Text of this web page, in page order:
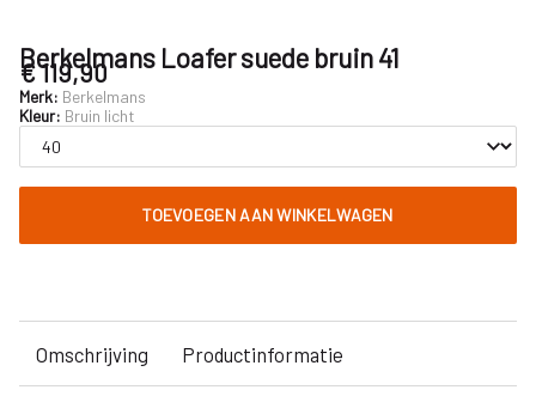
Berkelmans Loafer suede bruin 41
€ 119,90
Merk: Berkelmans
Kleur: Bruin licht
TOEVOEGEN AAN WINKELWAGEN
Omschrijving Productinformatie